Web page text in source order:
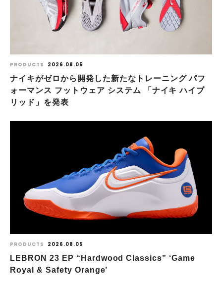
PRODUCTS 2026.08.05
ナイキがゼロから開発した新たなトレーニング パフ
ォーマンス フットウェア システム 「ナイキ ハイブ
リッド」を発表
PRODUCTS 2026.08.05
LEBRON 23 EP “Hardwood Classics” ‘Game
Royal & Safety Orange’